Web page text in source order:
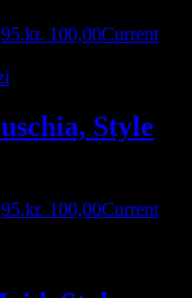
kr. 100,00Current
Style
kr. 100,00Current